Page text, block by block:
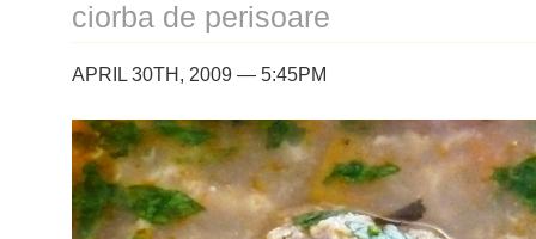
ciorba de perisoare
APRIL 30TH, 2009 — 5:45PM